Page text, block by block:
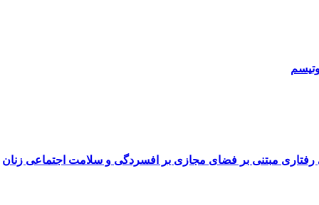
مبتنی بر فضای مجازی بر افسردگی و سلامت اجتماعی زنان